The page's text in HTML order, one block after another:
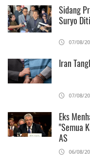
Sidang
Suryo
07/08/
Iran
07/08/
Eks
"Semua
AS
06/08/